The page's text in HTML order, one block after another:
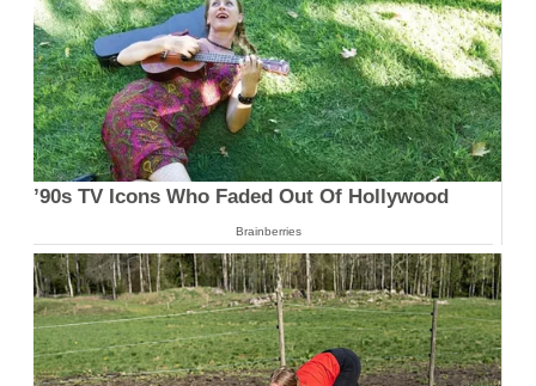
’90s TV Icons Who Faded Out Of Hollywood
Brainberries